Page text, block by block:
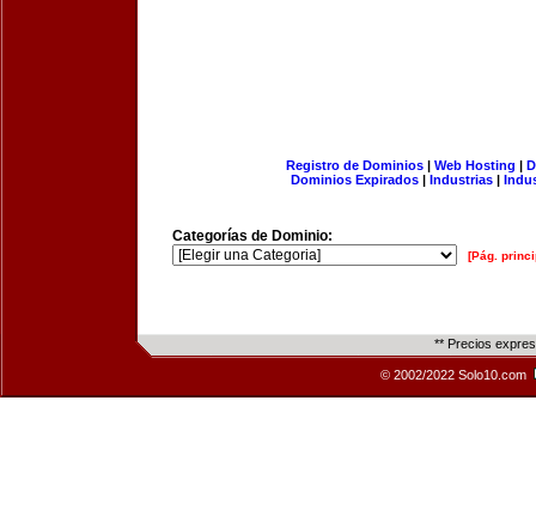
Registro de Dominios| Web Hosting |
Dominios Expirados | Industrias |
Categorías de Dominio:
[Pág.
** Precios
© 2002/2022 Solo10.com